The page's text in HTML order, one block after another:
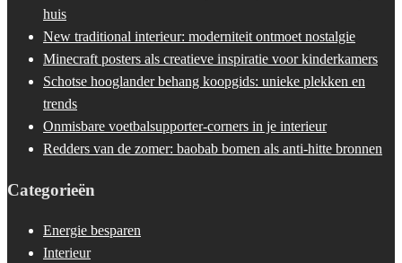
huis
New traditional interieur: moderniteit ontmoet nostalgie
Minecraft posters als creatieve inspiratie voor kinderkamers
Schotse hooglander behang koopgids: unieke plekken en
trends
Onmisbare voetbalsupporter-corners in je interieur
Redders van de zomer: baobab bomen als anti-hitte bronnen
Categorieën
Energie besparen
Interieur